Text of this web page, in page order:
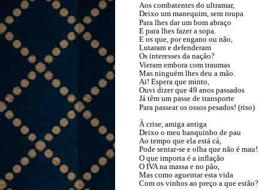
Aos combatentes do ultramar,
Deixo um manequim, sem roupa
Para lhes dar um bom abraço
E para lhes fazer a sopa.
E os que, por engano ou não,
Lutaram e defenderam
Os interesses da nação?
Vieram embora com traumas
Mas ninguém lhes deu a mão.
Ai! Espera que minto,
Ouvi dizer que 49 anos passados
Já têm um passe de transporte
Para passear os ossos pesados! (riso)
À crise, amiga antiga
Deixo o meu banquinho de pau
Ao tempo que ela está cá,
Pode sentar-se e olha que não é mau!
O que importa é a inflação
O IVA na massa e no pão,
Mas como aguentar esta vida
Com os vinhos ao preço a que estão?